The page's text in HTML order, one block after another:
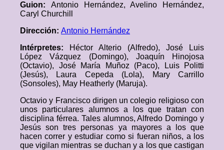
Guion: Antonio Hernández, Avelino Hernández,
Caryl Churchill
Dirección: Antonio Hernández
Intérpretes:
Héctor Alterio (Alfredo), José Luis
López Vázquez (Domingo), Joaquín Hinojosa
(Octavio), José María Muñoz (Paco), Luis Politti
(Jesús), Laura Cepeda (Lola), Mary Carrillo
(Sonsoles), May Heatherly (Maruja).
Octavio y Francisco dirigen un colegio religioso con
unos particulares alumnos a los que tratan con
disciplina férrea. Tales alumnos, Alfredo Domingo y
Jesús son tres personas ya mayores a los que
hacen correr y estudiar como si fueran niños, a los
que vigilan mientras se duchan y a los que castigan